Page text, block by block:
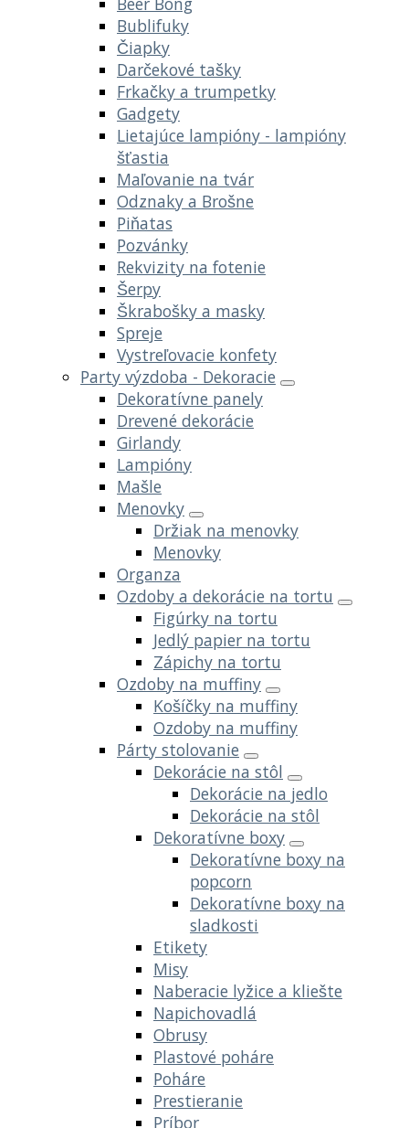
Bublifuky
Čiapky
Darčekové tašky
Frkačky a trumpetky
Gadgety
Lietajúce lampióny - lampióny
šťastia
Maľovanie na tvár
Odznaky a Brošne
Piňatas
Pozvánky
Rekvizity na fotenie
Šerpy
Škrabošky a masky
Spreje
Vystreľovacie konfety
Party výzdoba - Dekoracie
Dekoratívne panely
Drevené dekorácie
Girlandy
Lampióny
Mašle
Menovky
Držiak na menovky
Menovky
Organza
Ozdoby a dekorácie na tortu
Figúrky na tortu
Jedlý papier na tortu
Zápichy na tortu
Ozdoby na muffiny
Košíčky na muffiny
Ozdoby na muffiny
Párty stolovanie
Dekorácie na stôl
Dekorácie na jedlo
Dekorácie na stôl
Dekoratívne boxy
Dekoratívne boxy na
popcorn
Dekoratívne boxy na
sladkosti
Etikety
Misy
Naberacie lyžice a kliešte
Napichovadlá
Obrusy
Plastové poháre
Poháre
Prestieranie
Príbor